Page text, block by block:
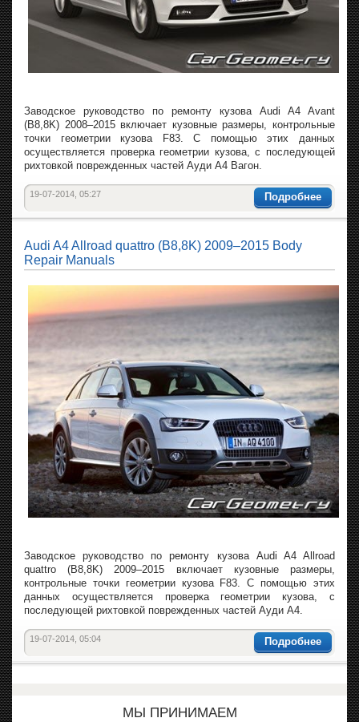
Заводское руководство по ремонту кузова Audi A4 Avant
(B8,8K) 2008–2015 включает кузовные размеры, контрольные
точки геометрии кузова F83. С помощью этих данных
осуществляется проверка геометрии кузова, с последующей
рихтовкой поврежденных частей Ауди А4 Вагон.
Подробнее
19-07-2014, 05:27
Audi A4 Allroad quattro (B8,8K) 2009–2015 Body
Repair Manuals
Заводское руководство по ремонту кузова Audi A4 Allroad
quattro (B8,8K) 2009–2015 включает кузовные размеры,
контрольные точки геометрии кузова F83. С помощью этих
данных осуществляется проверка геометрии кузова, с
последующей рихтовкой поврежденных частей Ауди А4.
Подробнее
19-07-2014, 05:04
МЫ ПРИНИМАЕМ